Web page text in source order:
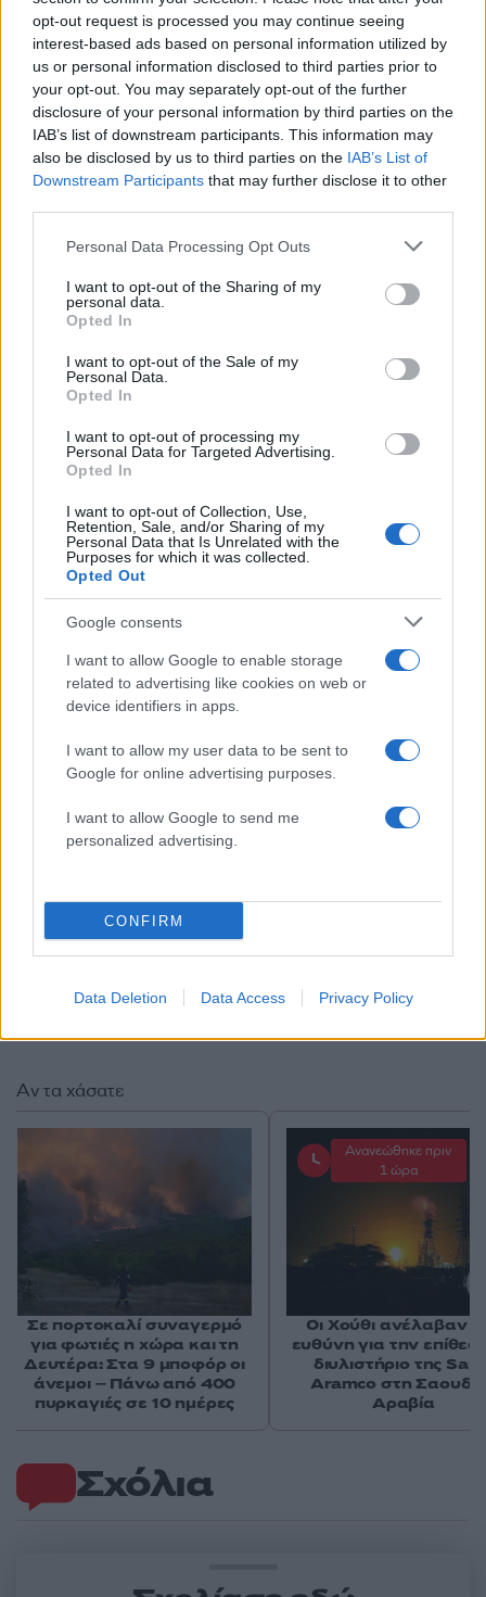
opt-out request is processed you may continue seeing
interest-based ads based on personal information utilized by
us or personal information disclosed to third parties prior to
your opt-out. You may separately opt-out of the further
disclosure of your personal information by third parties on the
IAB’s list of downstream participants. This information may
also be disclosed by us to third parties on the IAB’s List of
Downstream Participants that may further disclose it to other
Please note that this website/app uses one or more Google
not limited to your visit or usage behaviour. You may click to
grant or deny consent to Google and its third-party tags to
use your data for below specified purposes in below Google
consent section.
Personal Data Processing Opt Outs
I want to opt-out of the Sharing of my
personal data.
Opted In
I want to opt-out of the Sale of my
Personal Data.
Opted In
I want to opt-out of processing my
Personal Data for Targeted Advertising.
Opted In
I want to opt-out of Collection, Use,
Retention, Sale, and/or Sharing of my
Personal Data that Is Unrelated with the
Purposes for which it was collected.
Opted Out
Google consents
I want to allow Google to enable storage
related to advertising like cookies on web or
device identifiers in apps.
I want to allow my user data to be sent to
Google for online advertising purposes.
I want to allow Google to send me
personalized advertising.
CONFIRM
Data Deletion Data Access Privacy Policy
τις συνέπειες που έχει η τακτική της αυτή, με
αποτέλεσμα η ανάληψη να μην γίνει ποτέ και η
εργαζόμενη να κρατήσει το επίδομα άδειας που
δικαιούται.
Το εξωφρενικό είναι πως ο Πρόεδρος της
Πανελλήνιας Ομοσπονδίας Εργαζομένων
Τουρισμού αποκάλυψε πως η συγκεκριμένη
επιχειρηματίας του είπε πως το μαγαζί το έχει 13
χρόνια και ποτέ δεν έχει δώσει επιδόματα και
δώρα.
ΔΙΑΦΗΜΙΣΗ
Σχόλια
Αν τα χάσατε
Σε πορτοκαλί συναγερμό
για φωτιές η χώρα και τη
Δευτέρα: Στα 9 μποφόρ οι
άνεμοι – Πάνω από 400
πυρκαγιές σε 10 ημέρες
Ανανεώθηκε πριν
1 ώρα
Οι Χούθι ανέλαβαν
ευθύνη για την
διυλιστήριο της
Aramco στη
Αραβία